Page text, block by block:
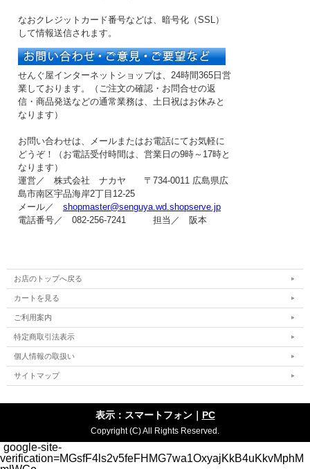
なおクレジットカード番号などは、暗号化（SSL）
して情報送信されます。
せんぐ屋インターネットショップは、24時間365日営
業しております。（ご注文の確認・お問合せの返
信・商品発送などの通常業務は、土日祝はお休みと
なります）
お問い合わせは、メールまたはお電話にてお気軽に
どうぞ！（お電話受付時間は、 営業日の9時～17時と
なります）
運営／ 株式会社 ナカヤ 〒734-0011 広島県広
島市南区宇品海岸2丁目12-25
メール／ shopmaster@senguya.wd.shopserve.jp
電話番号／ 082-256-7241 担当／ 阪本
お店のトップへ戻る
カートを見る
ご利用案内
特定商取引法表示
個人情報の取扱い
サイトマップ
表示：スマートフォン｜ PC
Copyright (C) All Rights Reserved.
google-site-
verification=MGsfF4ls2v5feFHMG7wa1OxyajKkB4uKkvMphM